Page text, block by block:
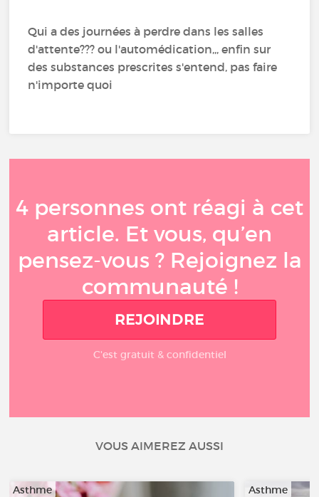
Qui a des journées à perdre dans les salles
d'attente??? ou l'automédication,,, enfin sur
des substances prescrites s'entend, pas faire
n'importe quoi
4 personnes ont réagi à cet
article. Et vous, qu’en
pensez-vous ? Rejoignez la
communauté !
REJOINDRE
C'est gratuit & confidentiel
VOUS AIMEREZ AUSSI
Asthme Asthme